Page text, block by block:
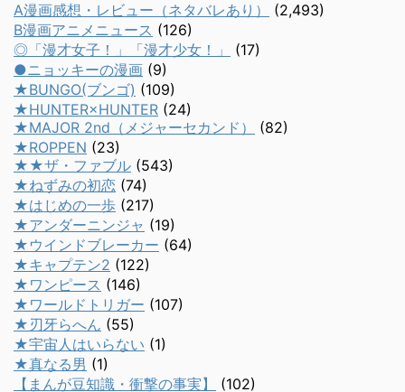
A漫画感想・レビュー（ネタバレあり）
(2,493)
B漫画アニメニュース (126)
◎「漫才女子！」「漫才少女！」
(17)
●ニョッキーの漫画 (9)
★BUNGO(ブンゴ) (109)
★HUNTER×HUNTER (24)
★MAJOR 2nd（メジャーセカンド）
(82)
★ROPPEN (23)
★★ザ・ファブル (543)
★ねずみの初恋 (74)
★はじめの一歩 (217)
★アンダーニンジャ (19)
★ウインドブレーカー (64)
★キャプテン2 (122)
★ワンピース (146)
★ワールドトリガー (107)
★刃牙らへん (55)
★宇宙人はいらない (1)
★真なる男 (1)
【まんが豆知識・衝撃の事実】
(102)